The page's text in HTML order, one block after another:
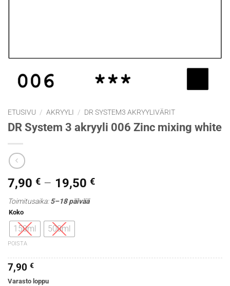
ETUSIVU / AKRYYLI / DR SYSTEM3 AKRYYLIVÄRIT
DR System 3 akryyli 006 Zinc mixing white
7,90 € – 19,50 €Hintaluokka:
Toimitusaika:5–18 päivää
Koko
150ml 500ml
POISTA
7,90 €
Varasto loppu